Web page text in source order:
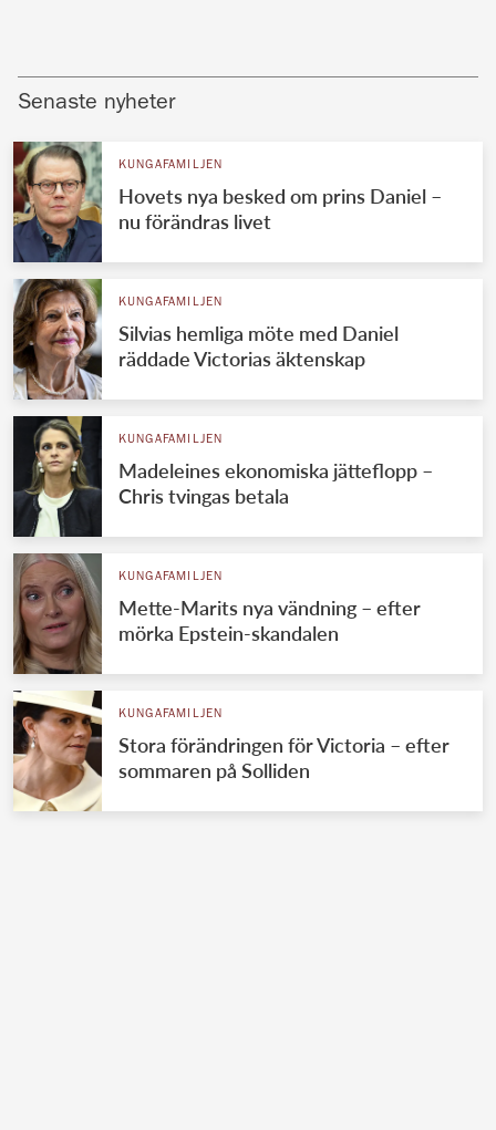
Senaste nyheter
KUNGAFAMILJEN
Hovets nya besked om prins Daniel –
nu förändras livet
KUNGAFAMILJEN
Silvias hemliga möte med Daniel
räddade Victorias äktenskap
KUNGAFAMILJEN
Madeleines ekonomiska jätteflopp –
Chris tvingas betala
KUNGAFAMILJEN
Mette-Marits nya vändning – efter
mörka Epstein-skandalen
KUNGAFAMILJEN
Stora förändringen för Victoria – efter
sommaren på Solliden